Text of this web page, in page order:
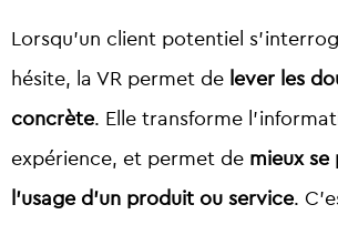
Lorsqu’un client potentiel
hésite, la VR permet de lever les
concrète. Elle transforme
expérience, et permet de mieux
l’usage d’un produit ou service.